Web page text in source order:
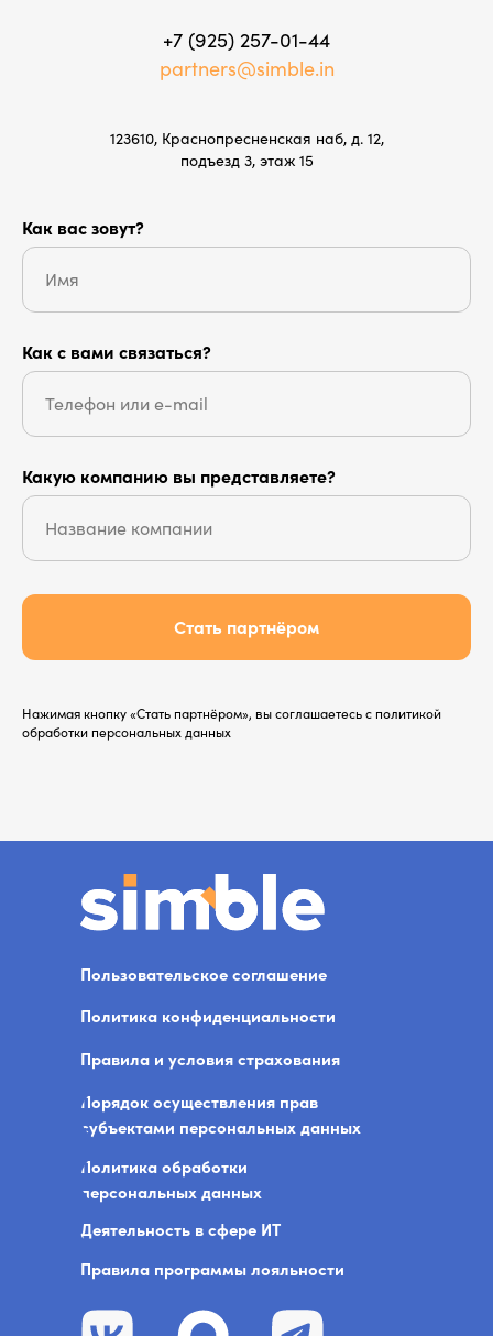
+7 (925) 257-01-44
partners@simble.in
123610, Краснопресненская наб, д. 12,
подъезд 3, этаж 15
Как вас зовут?
Как с вами связаться?
Какую компанию вы представляете?
Стать партнёром
Нажимая кнопку «Стать партнёром», вы соглашаетесь с политикой
обработки персональных данных
Пользовательское соглашение
Политика конфиденциальности
Правила и условия страхования
Порядок осуществления прав
субъектами персональных данных
Политика обработки
персональных данных
Деятельность в сфере ИТ
Правила программы лояльности